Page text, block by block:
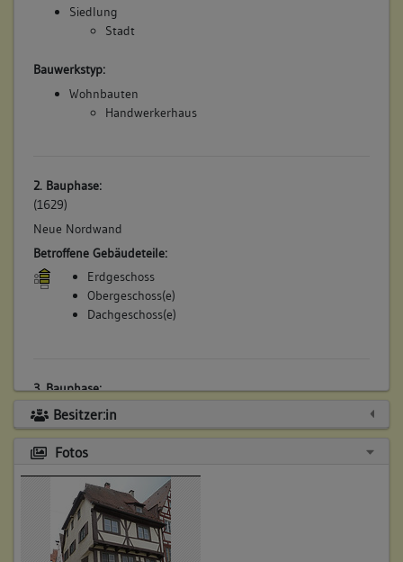
Siedlung
Stadt
Bauwerkstyp:
Wohnbauten
Handwerkerhaus
2. Bauphase:
(1629)
Neue Nordwand
Betroffene Gebäudeteile:
Erdgeschoss
Obergeschoss(e)
Dachgeschoss(e)
3. Bauphase:
(1699)
Neue Fachwerkwand im OG gegen den Platz (d)
Betroffene Gebäudeteile:
Obergeschoss(e)
4. Bauphase:
Besitzer:in
Fotos